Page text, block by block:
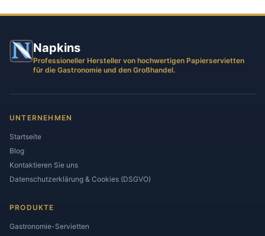
Napkins
Professioneller Hersteller von hochwertigen Papierservietten
für die Gastronomie und den Großhandel.
UNTERNEHMEN
Startseite
Blog
Kontaktieren Sie uns
Datenschutzerklärung & Cookies (DSGVO)
PRODUKTE
Gastronomie-Servietten